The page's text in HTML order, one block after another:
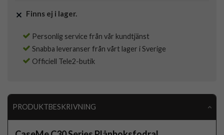
Finns ej i lager.
Personlig service från vår kundtjänst
Snabba leveranser från vårt lager i Sverige
Officiell Tele2-butik
PRODUKTBESKRIVNING